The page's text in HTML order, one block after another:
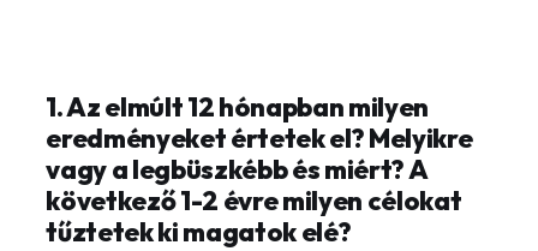
1. Az elmúlt 12 hónapban milyen
eredményeket értetek el? Melyikre
vagy a legbüszkébb és miért? A
következő 1-2 évre milyen célokat
tűztetek ki magatok elé?